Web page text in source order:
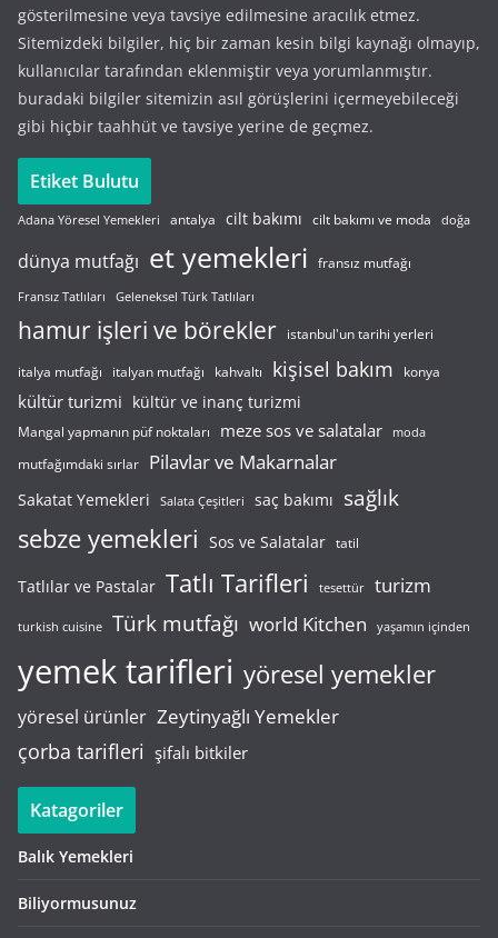
gösterilmesine veya tavsiye edilmesine aracılık etmez.
Sitemizdeki bilgiler, hiç bir zaman kesin bilgi kaynağı olmayıp,
kullanıcılar tarafından eklenmiştir veya yorumlanmıştır.
buradaki bilgiler sitemizin asıl görüşlerini içermeyebileceği
gibi hiçbir taahhüt ve tavsiye yerine de geçmez.
Etiket Bulutu
Adana Yöresel Yemekleri antalya cilt bakımı cilt bakımı ve moda doğa
dünya mutfağı et yemekleri fransız mutfağı
Fransız Tatlıları Geleneksel Türk Tatlıları
hamur işleri ve börekler istanbul'un tarihi yerleri
italya mutfağı italyan mutfağı kahvaltı kişisel bakım konya
kültür turizmi kültür ve inanç turizmi
Mangal yapmanın püf noktaları meze sos ve salatalar moda
mutfağımdaki sırlar Pilavlar ve Makarnalar
Sakatat Yemekleri Salata Çeşitleri saç bakımı sağlık
sebze yemekleri Sos ve Salatalar tatil
Tatlılar ve Pastalar Tatlı Tarifleri tesettür turizm
turkish cuisine Türk mutfağı world Kitchen yaşamın içinden
yemek tarifleri yöresel yemekler
yöresel ürünler Zeytinyağlı Yemekler
çorba tarifleri şifalı bitkiler
Katagoriler
Balık Yemekleri
Biliyormusunuz